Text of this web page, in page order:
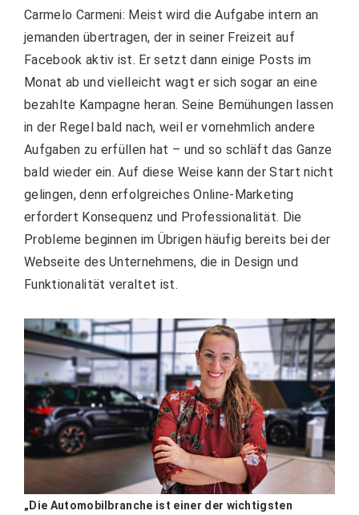
Carmelo Carmeni: Meist wird die Aufgabe intern an
jemanden übertragen, der in seiner Freizeit auf
Facebook aktiv ist. Er setzt dann einige Posts im
Monat ab und vielleicht wagt er sich sogar an eine
bezahlte Kampagne heran. Seine Bemühungen lassen
in der Regel bald nach, weil er vornehmlich andere
Aufgaben zu erfüllen hat – und so schläft das Ganze
bald wieder ein. Auf diese Weise kann der Start nicht
gelingen, denn erfolgreiches Online-Marketing
erfordert Konsequenz und Professionalität. Die
Probleme beginnen im Übrigen häufig bereits bei der
Webseite des Unternehmens, die in Design und
Funktionalität veraltet ist.
„Die Automobilbranche ist einer der wichtigsten